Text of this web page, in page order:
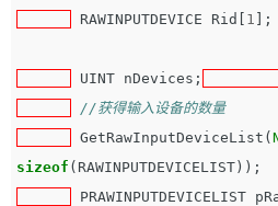
RAWINPUTDEVICE
Rid 1 ];
UINT nDevices ;
//获得输入设备的数量
GetRawInputDeviceList (
sizeof ( RAWINPUTDEVICELIST ));
PRAWINPUTDEVICELIST